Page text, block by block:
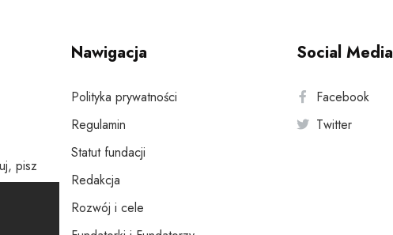
pisz
Nawigacja
Polityka prywatności
Regulamin
Statut fundacji
Redakcja
Rozwój i cele
Social Media
Facebook
Twitter